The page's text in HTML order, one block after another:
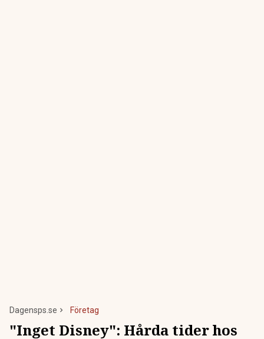
Dagensps.se Företag
"Inget Disney": Hårda tider hos